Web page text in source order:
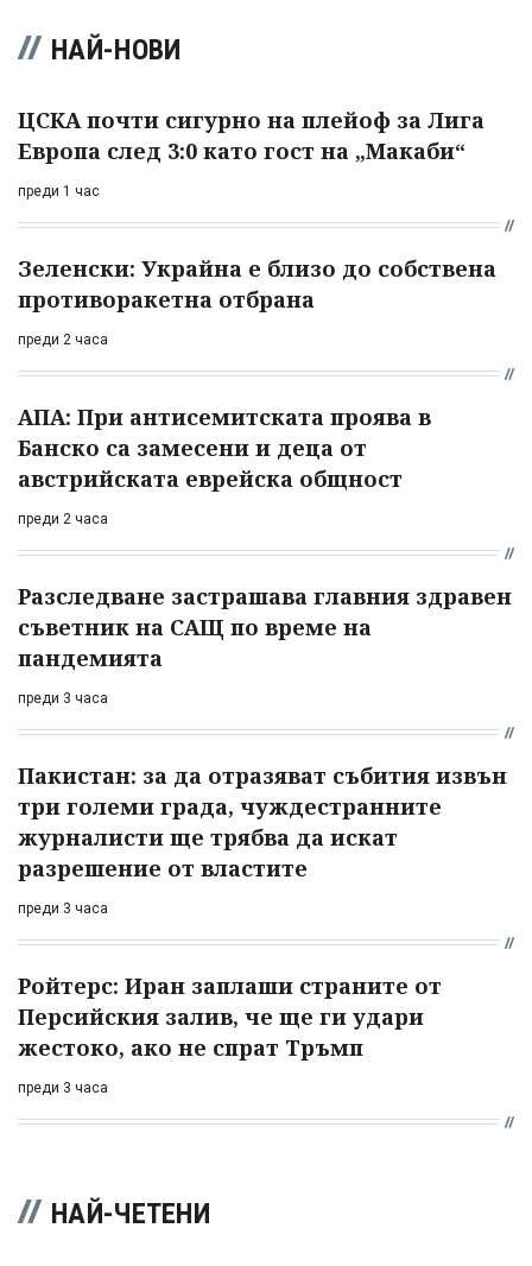
НАЙ-НОВИ
ЦСКА почти сигурно на плейоф за Лига
Европа след 3:0 като гост на „Макаби“
преди 1 час
Зеленски: Украйна е близо до собствена
противоракетна отбрана
преди 2 часа
АПА: При антисемитската проява в
Банско са замесени и деца от
австрийската еврейска общност
преди 2 часа
Разследване застрашава главния здравен
съветник на САЩ по време на
пандемията
преди 3 часа
Пакистан: за да отразяват събития извън
три големи града, чуждестранните
журналисти ще трябва да искат
разрешение от властите
преди 3 часа
Ройтерс: Иран заплаши страните от
Персийския залив, че ще ги удари
жестоко, ако не спрат Тръмп
преди 3 часа
НАЙ-ЧЕТЕНИ